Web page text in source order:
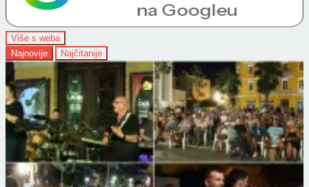
Više s weba
Najnovije
Najčitanije